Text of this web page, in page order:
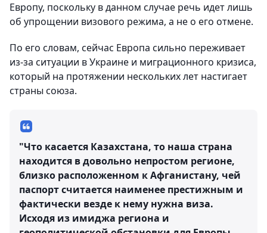
Европу, поскольку в данном случае речь идет лишь
об упрощении визового режима, а не о его отмене.
По его словам, сейчас Европа сильно переживает
из-за ситуации в Украине и миграционного кризиса,
который на протяжении нескольких лет настигает
страны союза.
"Что касается Казахстана, то наша страна
находится в довольно непростом регионе,
близко расположенном к Афганистану, чей
паспорт считается наименее престижным и
фактически везде к нему нужна виза.
Исходя из имиджа региона и